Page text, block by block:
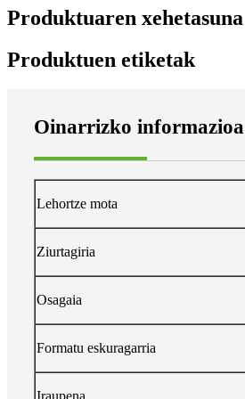
Produktuaren xehetasuna
Produktuen etiketak
Oinarrizko informazioa
Lehortze mota
Ziurtagiria
Osagaia
Formatu eskuragarria